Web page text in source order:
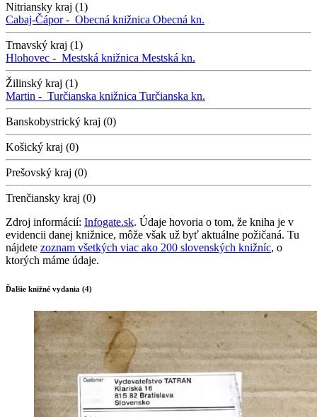
Nitriansky kraj (1)
Cabaj-Čápor - Obecná knižnica Obecná kn.
Trnavský kraj (1)
Hlohovec - Mestská knižnica Mestská kn.
Žilinský kraj (1)
Martin - Turčianska knižnica Turčianska kn.
Banskobystrický kraj (0)
Košický kraj (0)
Prešovský kraj (0)
Trenčiansky kraj (0)
Zdroj informácií: Infogate.sk. Údaje hovoria o tom, že kniha je v
evidencii danej knižnice, môže však už byť aktuálne požičaná. Tu
nájdete zoznam všetkých viac ako 200 slovenských knižníc, o
ktorých máme údaje.
Ďalšie knižné vydania (4)